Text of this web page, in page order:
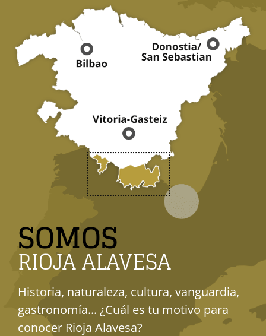
SOMOS
RIOJA ALAVESA
Historia, naturaleza, cultura, vanguardia,
gastronomía... ¿Cuál es tu motivo para
conocer Rioja Alavesa?